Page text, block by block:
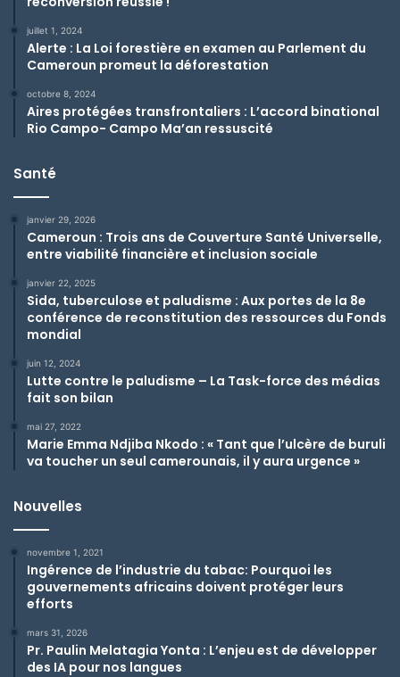
juillet 1, 2024
Alerte : La Loi forestière en examen au Parlement du
Cameroun promeut la déforestation
octobre 8, 2024
Aires protégées transfrontaliers : L’accord binational
Rio Campo- Campo Ma’an ressuscité
Santé
janvier 29, 2026
Cameroun : Trois ans de Couverture Santé Universelle,
entre viabilité financière et inclusion sociale
janvier 22, 2025
Sida, tuberculose et paludisme : Aux portes de la 8e
conférence de reconstitution des ressources du Fonds
mondial
juin 12, 2024
Lutte contre le paludisme – La Task-force des médias
fait son bilan
mai 27, 2022
Marie Emma Ndjiba Nkodo : « Tant que l’ulcère de buruli
va toucher un seul camerounais, il y aura urgence »
Nouvelles
novembre 1, 2021
Ingérence de l’industrie du tabac: Pourquoi les
gouvernements africains doivent protéger leurs
efforts
mars 31, 2026
Pr. Paulin Melatagia Yonta : L’enjeu est de développer
des IA pour nos langues